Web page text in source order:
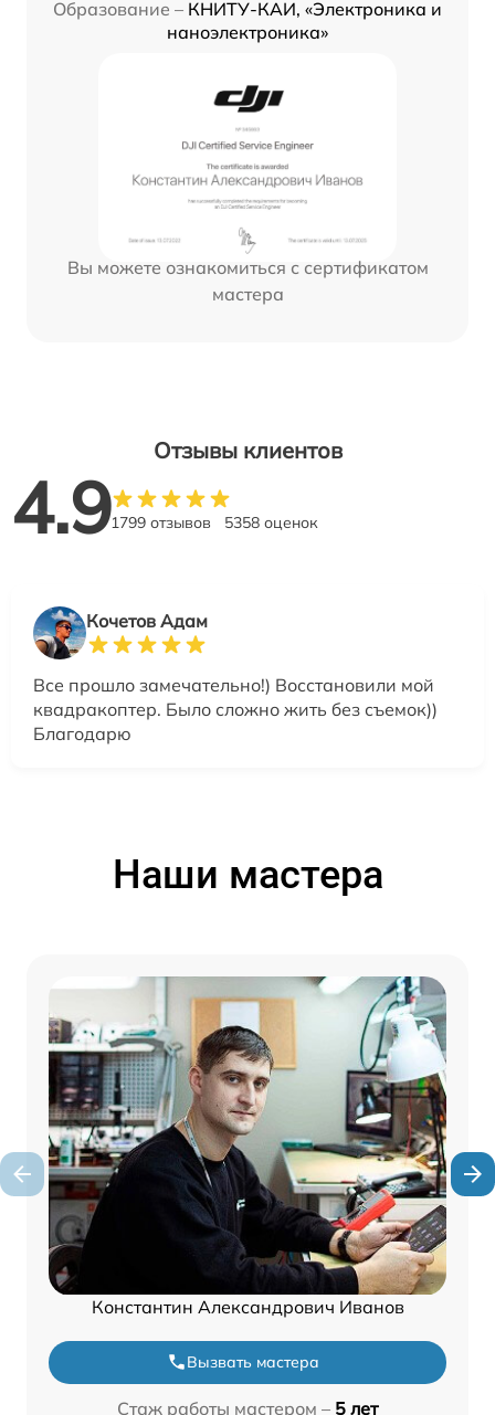
Образование – КНИТУ-КАИ, «Электроника и
наноэлектроника»
Вы можете ознакомиться с сертификатом
мастера
Отзывы клиентов
4.91799 отзывов 5358 оценок
Кочетов Адам
Все прошло замечательно!) Восстановили мой
квадракоптер. Было сложно жить без съемок))
Благодарю
Наши мастера
Константин Александрович Иванов
Вызвать мастера
Стаж работы мастером – 5 лет